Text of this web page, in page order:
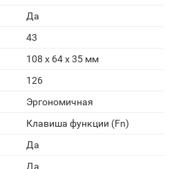
Да
43
108 х 64 х 35 мм
126
Эргономичная
Клавиша функции (Fn)
Да
Да